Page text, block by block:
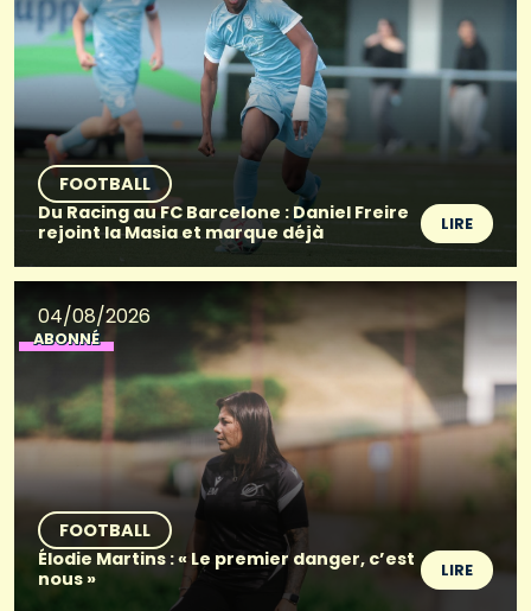
FOOTBALL
Du Racing au FC Barcelone : Daniel Freire
rejoint la Masia et marque déjà
LIRE
04/08/2026
ABONNÉ
FOOTBALL
Élodie Martins : « Le premier danger, c’est
nous »
LIRE